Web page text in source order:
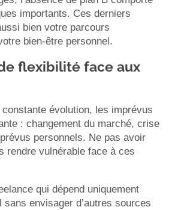
importants. Ces derniers
bien votre parcours
bien-être personnel.
flexibilité face aux
évolution, les imprévus
: changement du marché, crise
personnels. Ne pas avoir
rendre vulnérable face à ces
qui dépend uniquement
sans envisager d’autres sources